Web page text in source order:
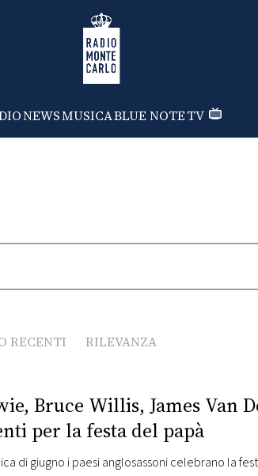
Radio Monte Carlo
NEWSMUSICABLUE NOTETV
RECENTI RILEVANZA
Bruce Willis, James Van
per la festa del papà
di giugno i paesi anglosassoni celebrano la